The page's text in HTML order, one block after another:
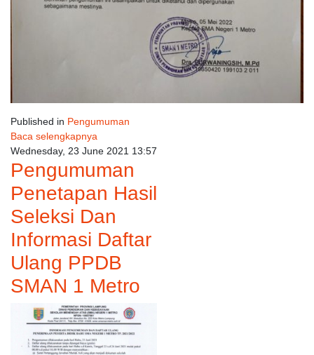
Published in Pengumuman
Baca selengkapnya
Wednesday, 23 June 2021 13:57
Pengumuman
Penetapan Hasil
Seleksi Dan
Informasi Daftar
Ulang PPDB
SMAN 1 Metro